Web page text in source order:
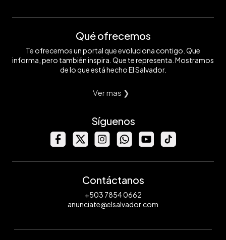
Qué ofrecemos
Te ofrecemos un portal que evoluciona contigo. Que
informa, pero también inspira. Que te representa. Mostramos
de lo que está hecho El Salvador.
Ver mas ❯
Síguenos
Contáctanos
+503 7854 0662
anunciate@elsalvador.com